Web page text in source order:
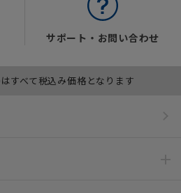
サポート・お問い合わせ
すべて税込み価格となります